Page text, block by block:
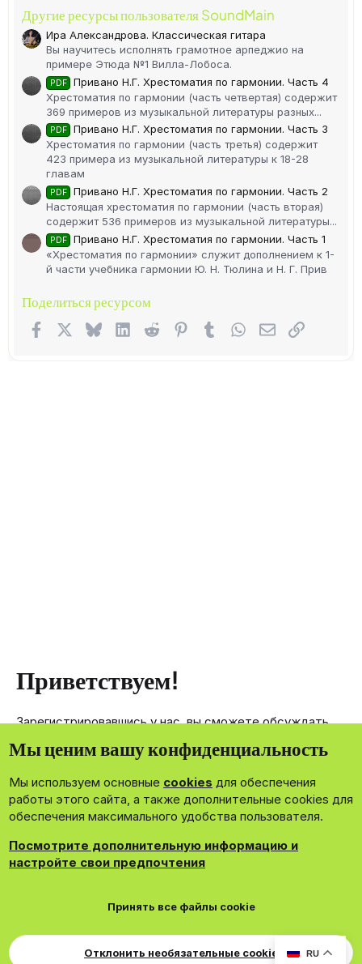
RU
Другие ресурсы пользователя SoundMain
Ира Александрова. Классическая гитара
Вы научитесь исполнять грамотное арпеджио на
примере Этюда №1 Вилла-Лобоса.
PDF
Привано Н.Г. Хрестоматия по гармонии. Часть 4
Хрестоматия по гармонии (часть четвертая) содержит
369 примеров из музыкальной литературы разных...
PDF
Привано Н.Г. Хрестоматия по гармонии. Часть 3
Хрестоматия по гармонии (часть третья) содержит
423 примера из музыкальной литературы к 18-28
главам
PDF
Привано Н.Г. Хрестоматия по гармонии. Часть 2
Настоящая хрестоматия по гармонии (часть вторая)
содержит 536 примеров из музыкальной литературы...
PDF
Привано Н.Г. Хрестоматия по гармонии. Часть 1
«Хрестоматия по гармонии» служит дополнением к 1-
й части учебника гармонии Ю. Н. Тюлина и Н. Г. Прив
Поделиться ресурсом
FacebookX (Twitter)
BlueskyLinkedIn
Reddit Pinterest
Tumblr WhatsApp
Электронная
Ссылка
Приветствуем!
Зарегистрировавшись у нас, вы сможете обсуждать,
членам нашего сообщества.
Зарегистрироваться сейчас!
DohTheme
Cookies Russian Обратная связь
Поддержка
Для правообладателей
EN Soundmain
Условия и правила
Мы ценим вашу конфиденциальность
Мы используем основные cookies для обеспечения
работы этого сайта, а также дополнительные cookies для
обеспечения максимального удобства пользователя.
Посмотрите дополнительную информацию и
настройте свои предпочтения
Принять все файлы cookie
Отклонить необязательные cookie